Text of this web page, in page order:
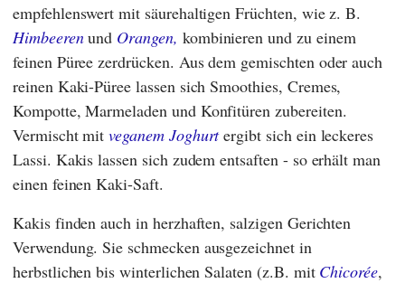
empfehlenswert mit säurehaltigen Früchten, wie z. B.
Himbeerenund Orangen, kombinieren und zu einem
feinen Püree zerdrücken. Aus dem gemischten oder auch
reinen Kaki-Püree lassen sich Smoothies, Cremes,
Kompotte, Marmeladen und Konfitüren zubereiten.
Vermischt mitveganem Joghurtergibt sich ein leckeres
Lassi. Kakis lassen sich zudem entsaften - so erhält man
einen feinen Kaki-Saft.
Kakis finden auch in herzhaften, salzigen Gerichten
Verwendung. Sie schmecken ausgezeichnet in
herbstlichen bis winterlichen Salaten (z.B. mit Chicorée,